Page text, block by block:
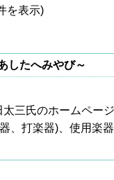
を表示)
たへみやび～
三氏のホームペー
、打楽器)、使用楽